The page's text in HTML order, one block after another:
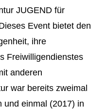
JUGEND für
Event bietet den
ihre
Freiwilligendienstes
anderen
war bereits zweimal
und einmal (2017) in